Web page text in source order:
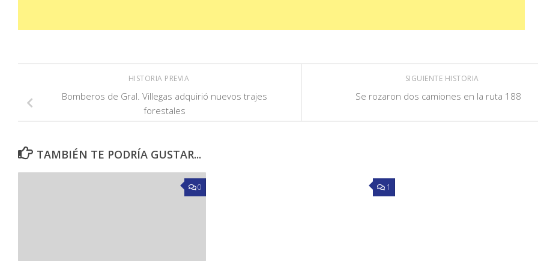
SIGUIENTE HISTORIA
Se rozaron dos camiones en la ruta 188
HISTORIA PREVIA
Bomberos de Gral. Villegas adquirió nuevos trajes
forestales
TAMBIÉN TE PODRÍA GUSTAR...
0 1